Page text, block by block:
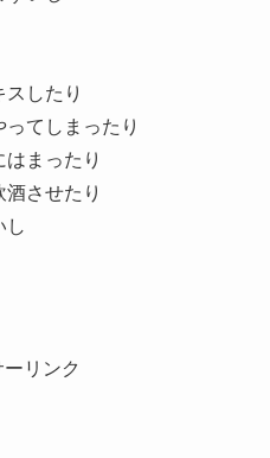
したり
てしまったり
まったり
させたり
し
リンク